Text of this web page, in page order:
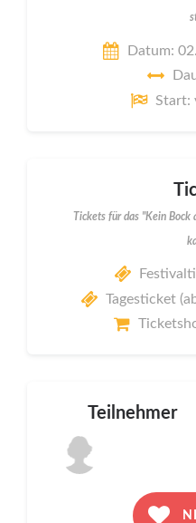
Datum:
Start:
Tickets für das "Kein
Tagesticket
Teilnehmer